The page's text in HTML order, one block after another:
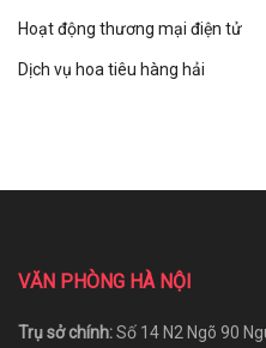
Hoạt động thương mại điện tử
Dịch vụ hoa tiêu hàng hải
VĂN PHÒNG HÀ NỘI
Trụ sở chính:Số 14 N2 Ngõ 90